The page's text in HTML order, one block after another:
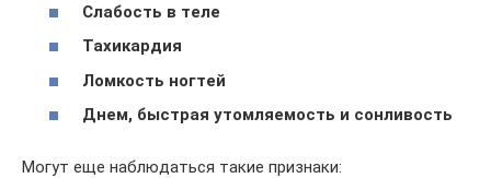
Слабость в теле
Тахикардия
Ломкость ногтей
Днем, быстрая утомляемость и сонливость
Могут еще наблюдаться такие признаки: